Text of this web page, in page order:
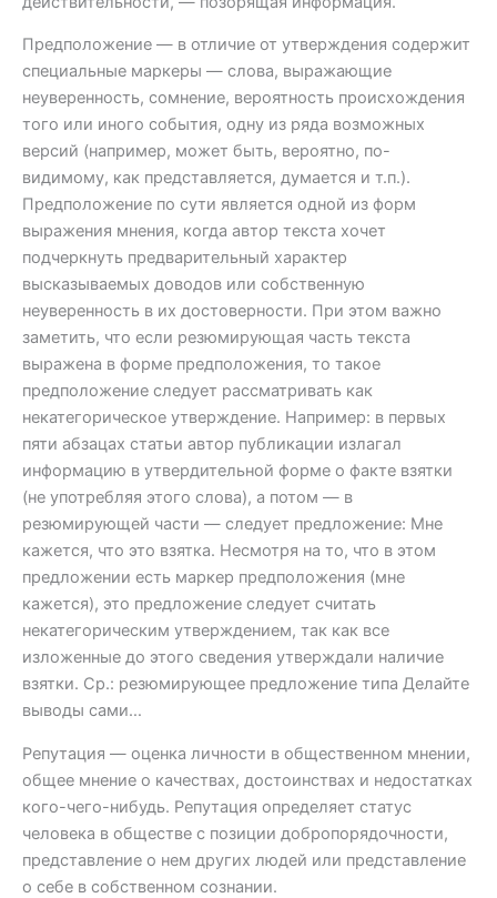
Предположение — в отличие от утверждения содержит
специальные маркеры — слова, выражающие
неуверенность, сомнение, вероятность происхождения
того или иного события, одну из ряда возможных
версий (например, может быть, вероятно, по-
видимому, как представляется, думается и т.п.).
Предположение по сути является одной из форм
выражения мнения, когда автор текста хочет
подчеркнуть предварительный характер
высказываемых доводов или собственную
неуверенность в их достоверности. При этом важно
заметить, что если резюмирующая часть текста
выражена в форме предположения, то такое
предположение следует рассматривать как
некатегорическое утверждение. Например: в первых
пяти абзацах статьи автор публикации излагал
информацию в утвердительной форме о факте взятки
(не употребляя этого слова), а потом — в
резюмирующей части — следует предложение: Мне
кажется, что это взятка. Несмотря на то, что в этом
предложении есть маркер предположения (мне
кажется), это предложение следует считать
некатегорическим утверждением, так как все
изложенные до этого сведения утверждали наличие
взятки. Ср.: резюмирующее предложение типа Делайте
выводы сами…
Репутация — оценка личности в общественном мнении,
общее мнение о качествах, достоинствах и недостатках
кого-чего-нибудь. Репутация определяет статус
человека в обществе с позиции добропорядочности,
представление о нем других людей или представление
о себе в собственном сознании.